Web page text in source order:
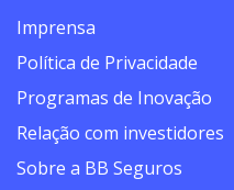
Imprensa
Política de Privacidade
Programas de Inovação
Relação com investidores
Sobre a BB Seguros